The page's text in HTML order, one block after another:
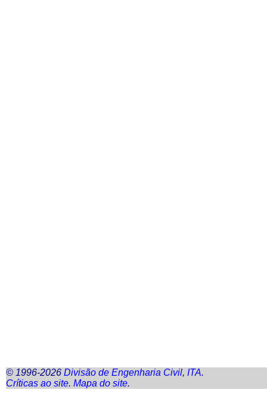
© 1996-2026 Divisão de Engenharia Civil, ITA.
Críticas ao site. Mapa do site.